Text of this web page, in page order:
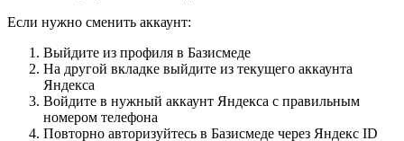
Если нужно сменить аккаунт:
Выйдите из профиля в Базисмеде
На другой вкладке выйдите из текущего аккаунта
Яндекса
Войдите в нужный аккаунт Яндекса с правильным
номером телефона
Повторно авторизуйтесь в Базисмеде через Яндекс ID